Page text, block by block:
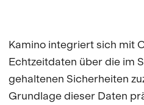
Kamino integriert sich mit
Echtzeitdaten über die im
gehaltenen Sicherheiten
Grundlage dieser Daten